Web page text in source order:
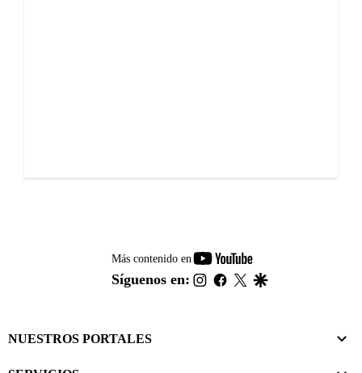
Más contenido en
youtube-
footer
Síguenos en: instagram
facebook
twitter
NUESTROS PORTALES